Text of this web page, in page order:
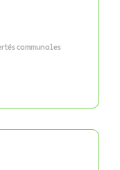
communales